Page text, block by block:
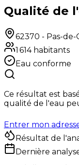
Qualité de
62370 - Pas-de-
1 614habitants
Eau conforme
Ce résultat est
qualité de l'eau
Entrer mon
Résultat de
Dernière